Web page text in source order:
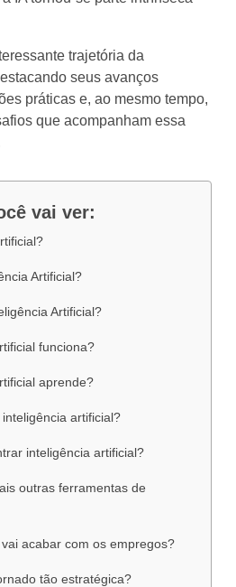
trajetória da
seus avanços
práticas e, ao mesmo tempo,
que acompanham essa
vai ver:
Artificial?
Artificial?
funciona?
aprende?
artificial?
inteligência artificial?
outras ferramentas de
acabar com os empregos?
tão estratégica?